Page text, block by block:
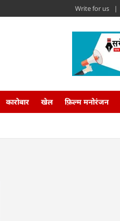
Write for us
कारोबार खेल फ़िल्म मनोरंजन